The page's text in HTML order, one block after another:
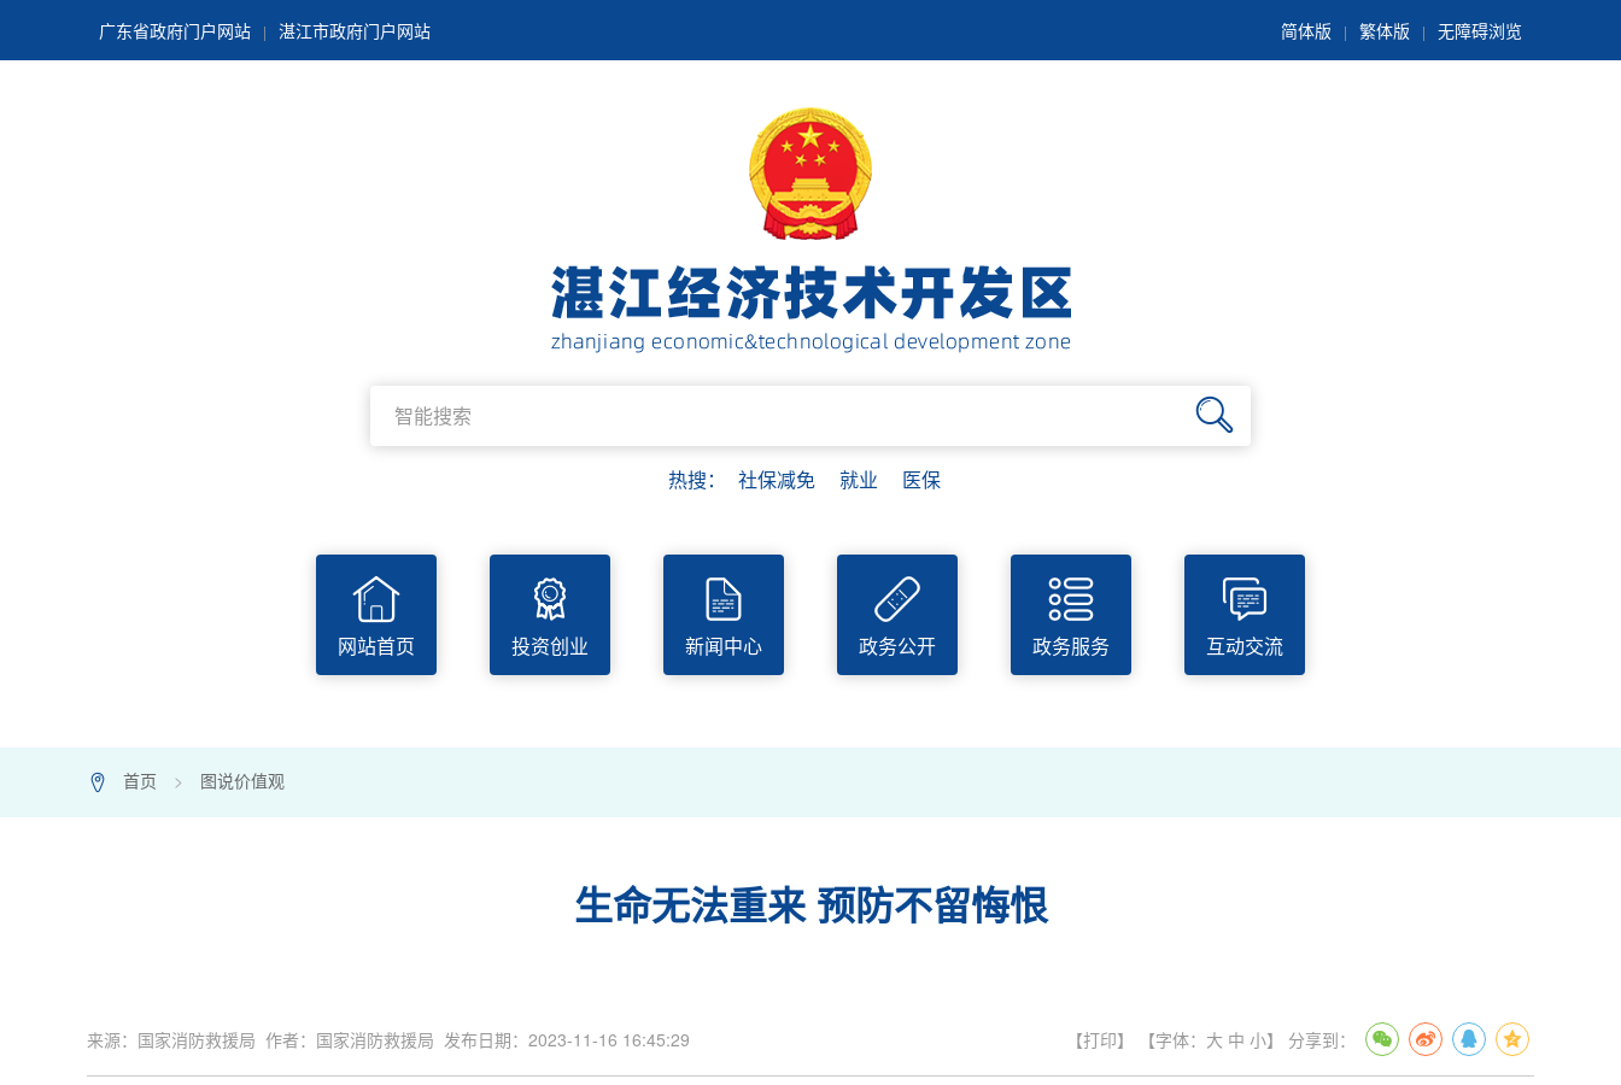
广东省政府门户网站 | 湛江市政府门户网站 简体版 | 繁体版 | 无障碍浏览
热搜： 社保减免 就业 医保
P
网站首页
c
投资创业
E
新闻中心
"
政务公开
6
政务服务
.
互动交流
7 首页 > 图说价值观
生命无法重来 预防不留悔恨
来源：国家消防救援局 作者：国家消防救援局 发布日期：2023-11-16 16:45:29 【打印】 【字体： 大 中 小】 分享到：